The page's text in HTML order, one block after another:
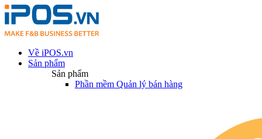
Về iPOS.vn
Sản phẩm
Sản phẩm
Phần mềm Quản lý bán hàng